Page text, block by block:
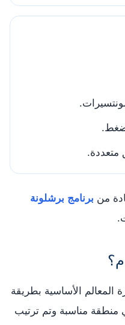
ضغط.
متعددة.
من برنامج برشلونة
المعالم الأساسية بطريقة
مناسبة وتم ترتيب